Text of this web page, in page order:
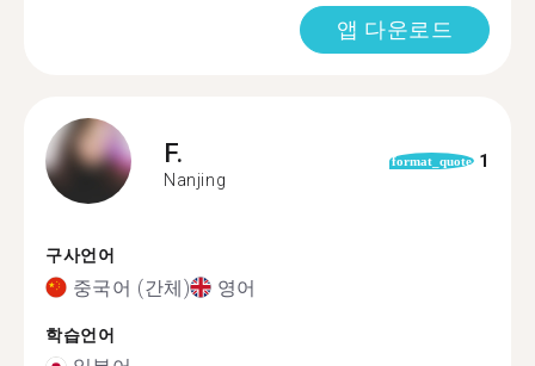
앱 다운로드
F.
Nanjing
format_quote 1
구사언어
중국어 (간체) 영어
학습언어